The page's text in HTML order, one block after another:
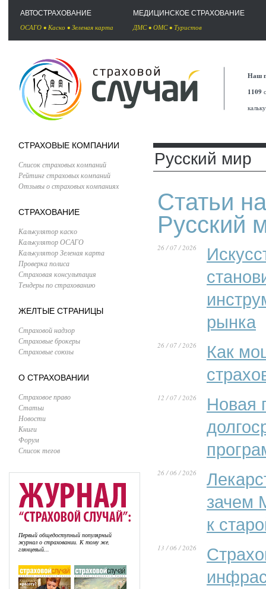
АВТОСТРАХОВАНИЕ
ОСАГО • Каско • Зеленая карта
МЕДИЦИНСКОЕ СТРАХОВАНИЕ
ДМС• ОМС• Туристов
Наш
1109
СТРАХОВЫЕ КОМПАНИИ
Список страховых компаний
Рейтинг страховых компаний
Отзывы о страховых компаниях
СТРАХОВАНИЕ
Калькулятор каско
Калькулятор ОСАГО
Калькулятор Зеленая карта
Проверка полиса
Страховая консультация
Тендеры по страхованию
ЖЕЛТЫЕ СТРАНИЦЫ
Страховой надзор
Страховые брокеры
Страховые союзы
О СТРАХОВАНИИ
Страховое право
Статьи
Новости
Книги
Форум
Список тегов
Первый общедоступный популярный
журнал о страховании. К тому же,
глянцевый...
Русский мир
Статьи
Русский
26 / 07 / 2026
рынка
26 / 07 / 2026
Как
12 / 07 / 2026
Новая
26 / 06 / 2026
зачем
к
13 / 06 / 2026